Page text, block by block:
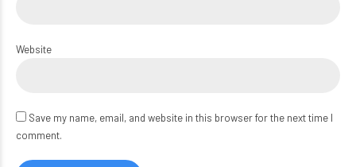
Website
Save my name, email, and website in this browser for the next time I
comment.